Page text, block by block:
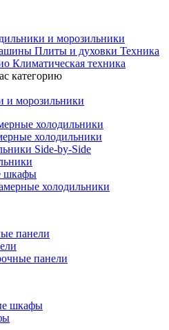
и морозильники
Плиты и духовки Техника
Климатическая техника
категорию
и морозильники
холодильники
холодильники
Side-by-Side
шкафы
холодильники
панели
панели
шкафы